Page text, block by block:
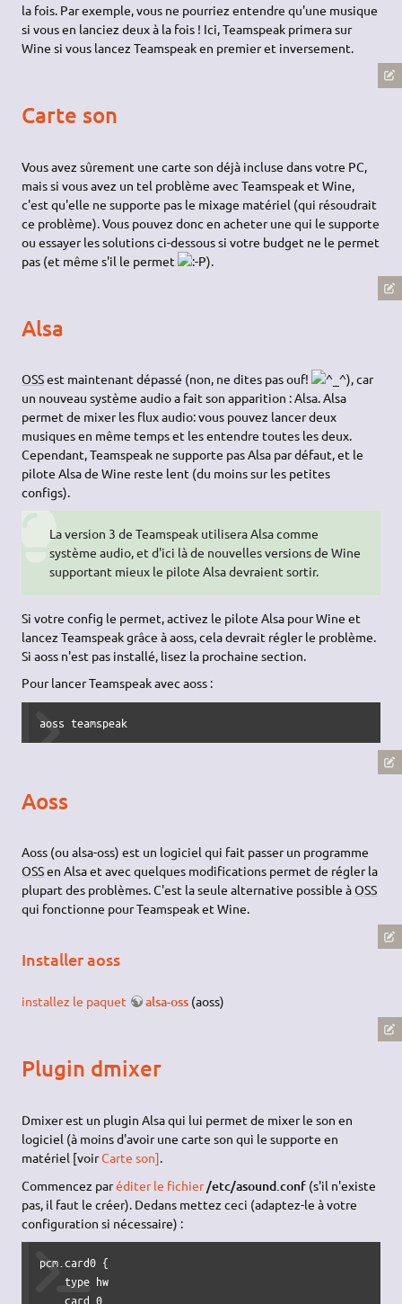
la fois. Par exemple, vous ne pourriez entendre qu'une musique
si vous en lanciez deux à la fois ! Ici, Teamspeak primera sur
Wine si vous lancez Teamspeak en premier et inversement.
Carte son
Vous avez sûrement une carte son déjà incluse dans votre PC,
mais si vous avez un tel problème avec Teamspeak et Wine,
c'est qu'elle ne supporte pas le mixage matériel (qui résoudrait
ce problème). Vous pouvez donc en acheter une qui le supporte
ou essayer les solutions ci-dessous si votre budget ne le permet
pas (et même s'il le permet
).
Alsa
OSSest maintenant dépassé (non, ne dites pas ouf!
), car
un nouveau système audio a fait son apparition : Alsa. Alsa
permet de mixer les flux audio: vous pouvez lancer deux
musiques en même temps et les entendre toutes les deux.
Cependant, Teamspeak ne supporte pas Alsa par défaut, et le
pilote Alsa de Wine reste lent (du moins sur les petites
configs).
La version 3 de Teamspeak utilisera Alsa comme
système audio, et d'ici là de nouvelles versions de Wine
supportant mieux le pilote Alsa devraient sortir.
Si votre config le permet, activez le pilote Alsa pour Wine et
lancez Teamspeak grâce à aoss, cela devrait régler le problème.
Si aoss n'est pas installé, lisez la prochaine section.
Pour lancer Teamspeak avec aoss :
aoss teamspeak
Aoss
Aoss (ou alsa-oss) est un logiciel qui fait passer un programme
OSSen Alsa et avec quelques modifications permet de régler la
plupart des problèmes. C'est la seule alternative possible àOSS
qui fonctionne pour Teamspeak et Wine.
Installer aoss
installez le paquet alsa-oss (aoss)
Plugin dmixer
Dmixer est un plugin Alsa qui lui permet de mixer le son en
logiciel (à moins d'avoir une carte son qui le supporte en
matériel [voirCarte son].
Commencez paréditer le fichier /etc/asound.conf (s'il n'existe
pas, il faut le créer). Dedans mettez ceci (adaptez-le à votre
configuration si nécessaire) :
pcm.card0 {
    type hw
    card 0